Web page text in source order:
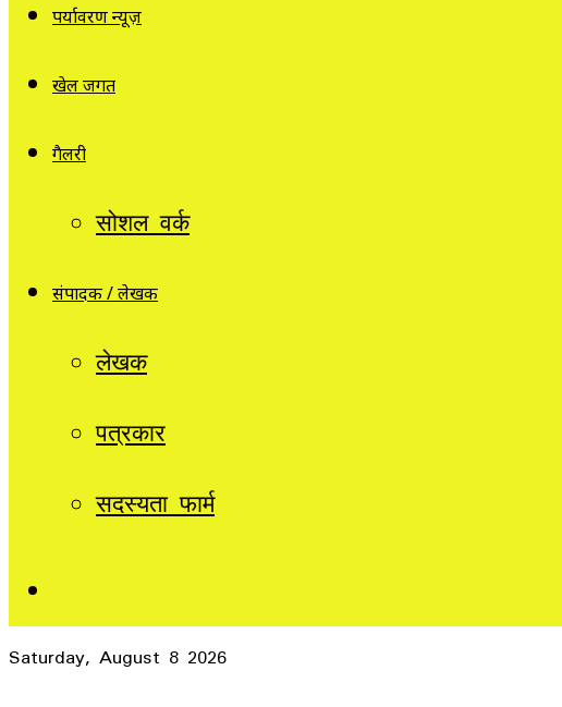
पर्यावरण न्यूज़
खेल जगत
गैलरी
सोशल वर्क
संपादक / लेखक
लेखक
पत्रकार
सदस्यता फार्म
Saturday, August 8 2026